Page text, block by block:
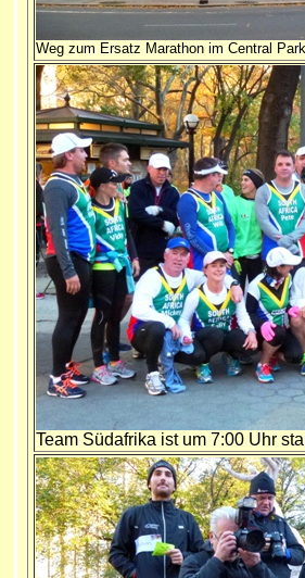
Weg zum Ersatz Marathon im Central Park
Team Südafrika ist um 7:00 Uhr